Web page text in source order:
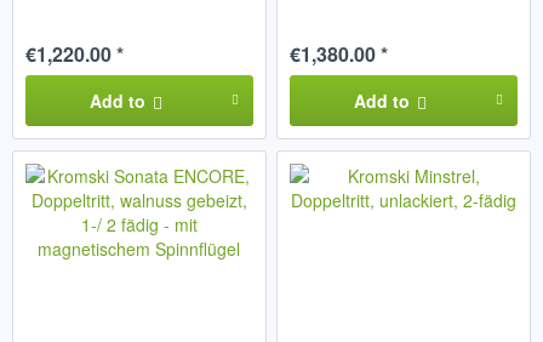
€1,220.00 *
Add to
€1,380.00 *
Add to